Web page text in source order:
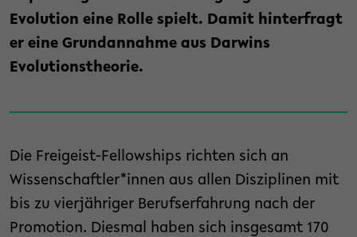
Evolution eine Rolle spielt. Damit hinterfragt
er eine Grundannahme aus Darwins
Evolutionstheorie.
Die Freigeist-Fellowships richten sich an
Wissenschaftler*innen aus allen Disziplinen mit
bis zu vierjähriger Berufserfahrung nach der
Promotion. Diesmal haben sich insgesamt 170